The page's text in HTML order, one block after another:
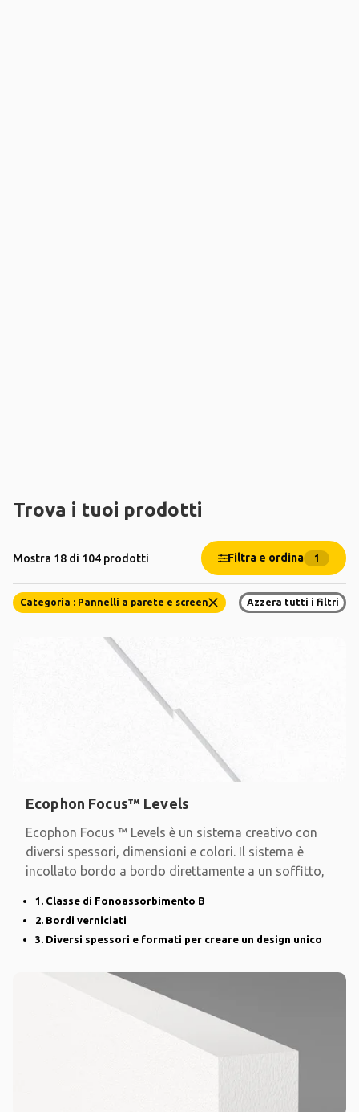
Trova i tuoi prodotti
Mostra 18 di 104 prodotti Filtra e ordina 1
Categoria : Pannelli a parete e screen Azzera tutti i filtri
Ecophon Focus™ Levels
Ecophon Focus ™ Levels è un sistema creativo con
diversi spessori, dimensioni e colori. Il sistema è
incollato bordo a bordo direttamente a un soffitto,
1. Classe di Fonoassorbimento B
2. Bordi verniciati
3. Diversi spessori e formati per creare un design unico